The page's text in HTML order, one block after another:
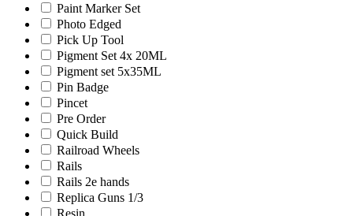
Paint Marker Set
Photo Edged
Pick Up Tool
Pigment Set 4x 20ML
Pigment set 5x35ML
Pin Badge
Pincet
Pre Order
Quick Build
Railroad Wheels
Rails
Rails 2e hands
Replica Guns 1/3
Resin